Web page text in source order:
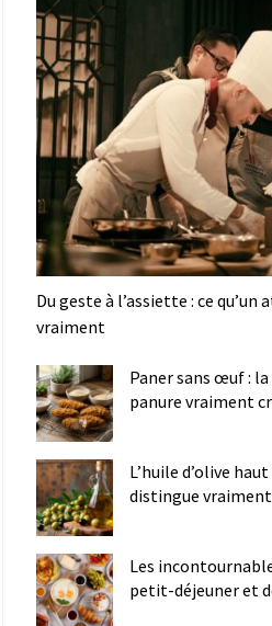
Du geste à l’assiette : ce
vraiment
Paner sans œuf :
panure vraiment
L’huile d’olive
distingue vraiment
Les
petit-déjeuner et